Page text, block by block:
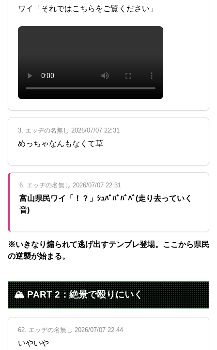
ワイ「それではこちらをご覧ください」
3. エッヂの名無し 2026/07/07 22:31
めっちゃなんもなくて草
6. エッヂの名無し 2026/07/07 22:31
富山県民ワイ「！？」ｼｭﾊﾞﾊﾞﾊﾞﾊﾞ(走り去っていく
音)
※いきなり煽られて逃げ出すテンプレ登場。ここから県民
の逆襲が始まる。
🏔️ PART 2：絶景で殴りにいく
62. エッヂの名無し 2026/07/07 22:44
いやいや